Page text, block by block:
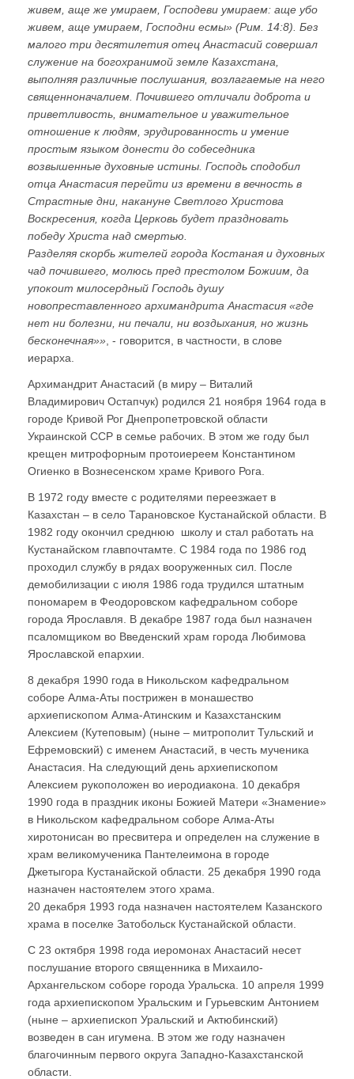
живем, аще же умираем, Господеви умираем: аще убо
живем, аще умираем, Господни есмы» (Рим. 14:8). Без
малого три десятилетия отец Анастасий совершал
служение на богохранимой земле Казахстана,
выполняя различные послушания, возлагаемые на него
священноначалием. Почившего отличали доброта и
приветливость, внимательное и уважительное
отношение к людям, эрудированность и умение
простым языком донести до собеседника
возвышенные духовные истины. Господь сподобил
отца Анастасия перейти из времени в вечность в
Страстные дни, накануне Светлого Христова
Воскресения, когда Церковь будет праздновать
победу Христа над смертью.
Разделяя скорбь жителей города Костаная и духовных
чад почившего, молюсь пред престолом Божиим, да
упокоит милосердный Господь душу
новопреставленного архимандрита Анастасия «где
нет ни болезни, ни печали, ни воздыхания, но жизнь
бесконечная»» , - говорится, в частности, в слове
иерарха.
Архимандрит Анастасий (в миру – Виталий
Владимирович Остапчук) родился 21 ноября 1964 года в
городе Кривой Рог Днепропетровской области
Украинской ССР в семье рабочих. В этом же году был
крещен митрофорным протоиереем Константином
Огиенко в Вознесенском храме Кривого Рога.
В 1972 году вместе с родителями переезжает в
Казахстан – в село Тарановское Кустанайской области. В
1982 году окончил среднюю школу и стал работать на
Кустанайском главпочтамте. С 1984 года по 1986 год
проходил службу в рядах вооруженных сил. После
демобилизации с июля 1986 года трудился штатным
пономарем в Феодоровском кафедральном соборе
города Ярославля. В декабре 1987 года был назначен
псаломщиком во Введенский храм города Любимова
Ярославской епархии.
8 декабря 1990 года в Никольском кафедральном
соборе Алма-Аты пострижен в монашество
архиепископом Алма-Атинским и Казахстанским
Алексием (Кутеповым) (ныне – митрополит Тульский и
Ефремовский) с именем Анастасий, в честь мученика
Анастасия. На следующий день архиепископом
Алексием рукоположен во иеродиакона. 10 декабря
1990 года в праздник иконы Божией Матери «Знамение»
в Никольском кафедральном соборе Алма-Аты
хиротонисан во пресвитера и определен на служение в
храм великомученика Пантелеимона в городе
Джетыгора Кустанайской области. 25 декабря 1990 года
назначен настоятелем этого храма.
20 декабря 1993 года назначен настоятелем Казанского
храма в поселке Затобольск Кустанайской области.
С 23 октября 1998 года иеромонах Анастасий несет
послушание второго священника в Михаило-
Архангельском соборе города Уральска. 10 апреля 1999
года архиепископом Уральским и Гурьевским Антонием
(ныне – архиепископ Уральский и Актюбинский)
возведен в сан игумена. В этом же году назначен
благочинным первого округа Западно-Казахстанской
области.